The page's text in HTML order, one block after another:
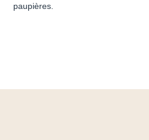
paupières.